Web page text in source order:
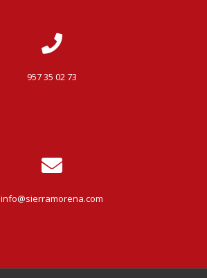
957 35 02 73
info@sierramorena.com